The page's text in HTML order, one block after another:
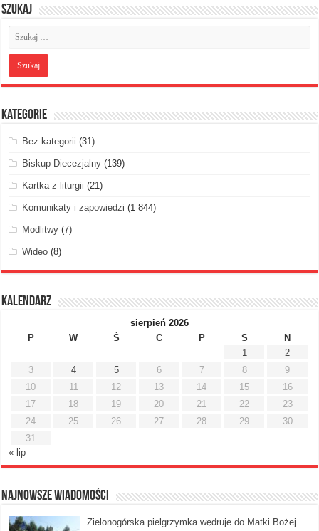
Szukaj
Kategorie
Bez kategorii (31)
Biskup Diecezjalny (139)
Kartka z liturgii (21)
Komunikaty i zapowiedzi (1 844)
Modlitwy (7)
Wideo (8)
Kalendarz
sierpień 2026
P
W Ś C P S
N
1
2
3
4 5 6 7 8
9
10
11 12 13 14 15
16
17
18 19 20 21 22
23
24
25 26 27 28 29
30
31
« lip
Najnowsze Wiadomości
Zielonogórska pielgrzymka wędruje do Matki Bożej